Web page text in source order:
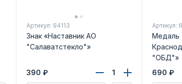
Артикул: 94113
Знак «Наставник АО
"Салаватстекло"»
390 ₽
Артикул:
Медаль
"ОБД"»
690 ₽